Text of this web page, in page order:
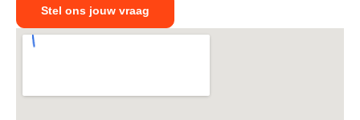
Stel ons jouw vraag